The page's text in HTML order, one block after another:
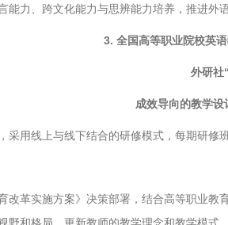
能力、跨文化能力与思辨能力培养，推进外
3. 全国高等职业院校英
外研社
成效导向的教学
采用线上与线下结合的研修模式，每期研修
改革实施方案》决策部署，结合高等职业